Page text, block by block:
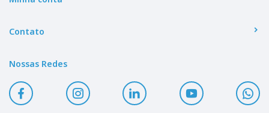
Contato
Nossas Redes